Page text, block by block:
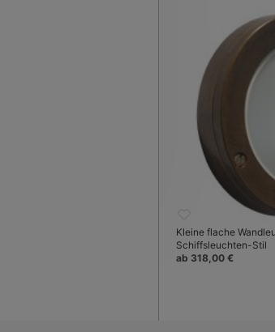
Kleine flache
Schiffsleuchten-Stil
ab 318,00 €